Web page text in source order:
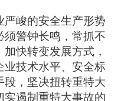
峻的安全生产形势
警钟长鸣，常抓不
快转变发展方式，
业技术水平、安全标
段，坚决扭转重特大
遏制重特大事故的